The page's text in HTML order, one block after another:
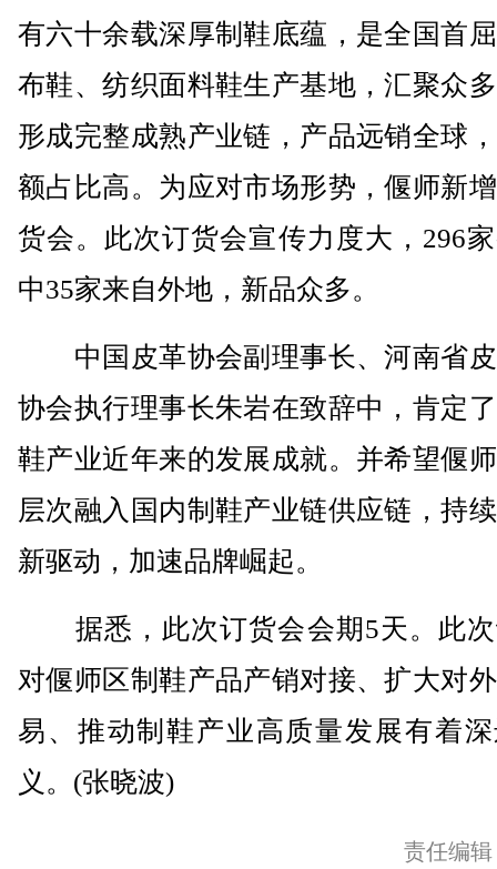
有六十余载深厚制鞋底蕴，是全国首
布鞋、纺织面料鞋生产基地，汇聚众
形成完整成熟产业链，产品远销全球
额占比高。为应对市场形势，偃师新
货会。此次订货会宣传力度大，296
中35家来自外地，新品众多。
中国皮革协会副理事长、河南省
协会执行理事长朱岩在致辞中，肯定
鞋产业近年来的发展成就。并希望偃
层次融入国内制鞋产业链供应链，持
新驱动，加速品牌崛起。
据悉，此次订货会会期5天。此次
对偃师区制鞋产品产销对接、扩大对
易、推动制鞋产业高质量发展有着
义。(张晓波)
责任编